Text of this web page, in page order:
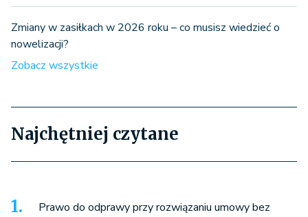
Zmiany w zasiłkach w 2026 roku – co musisz wiedzieć o
nowelizacji?
Zobacz wszystkie
Najchętniej czytane
Prawo do odprawy przy rozwiązaniu umowy bez